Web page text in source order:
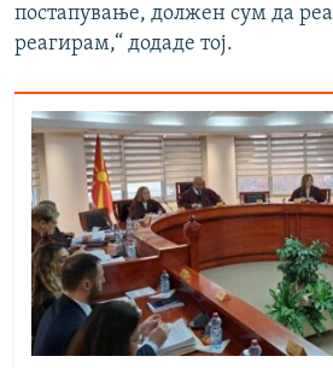
постапување, должен сум да
реагирам,“ додаде тој.